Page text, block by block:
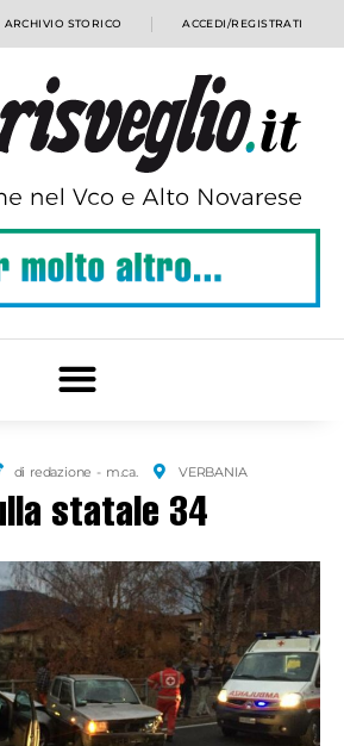
ARCHIVIO STORICO ACCEDI/REGISTRATI
di redazione - m.ca. VERBANIA
statale 34